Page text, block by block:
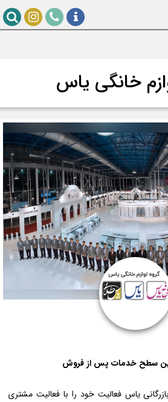
خانگی یاس
سطح خدمات پس از فروش
یاس فعالیت خود را با فعالیت مشتری